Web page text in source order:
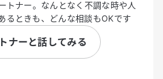
トナー。なんとなく不調な時や人
るときも、どんな相談もOKです
ナーと話してみる